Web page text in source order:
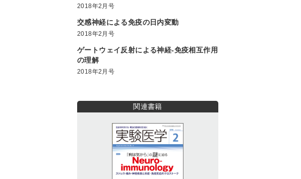
2018年2月号
交感神経による免疫の日内変動
2018年2月号
ゲートウェイ反射による神経-免疫相互作用
の理解
2018年2月号
関連書籍